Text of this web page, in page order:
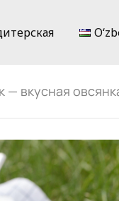
— вкусная